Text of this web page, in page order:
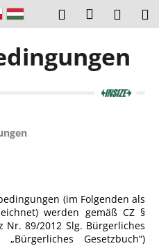
SuchenLogin
(im Folgenden als
werden gemäß CZ §
Nr. 89/2012 Slg. Bürgerliches
Gesetzbuch“)